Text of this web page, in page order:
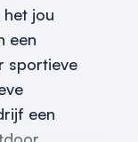
jou
een
sportieve
een